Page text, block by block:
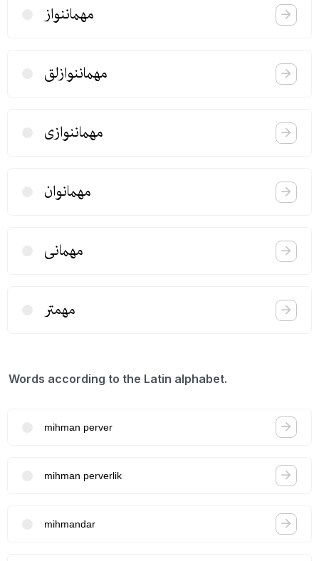
مهماننواز
مهماننوازلق
مهماننوازی
مهمانوان
مهمانی
مهمتر
Words according to the Latin alphabet.
mihman perver
mihman perverlik
mihmandar